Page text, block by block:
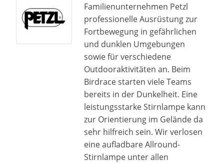
Familienunternehmen Petzl
professionelle Ausrüstung zur
Fortbewegung in gefährlichen
und dunklen Umgebungen
sowie für verschiedene
Outdooraktivitäten an. Beim
Birdrace starten viele Teams
bereits in der Dunkelheit. Eine
leistungsstarke Stirnlampe kann
zur Orientierung im Gelände da
sehr hilfreich sein. Wir verlosen
eine aufladbare Allround-
Stirnlampe unter allen